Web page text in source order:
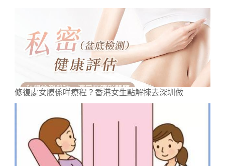
修復處女膜係咩療程？香港女生點解揀去深圳做